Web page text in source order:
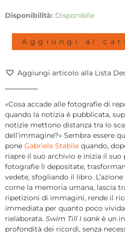
Disponibilità: Disponibile
Swim
Stabile,
2022
Aggiungi al
Aggiungi articolo alla Lista
«Cosa accade alle fotografie di
quando la notizia è pubblicata,
notizie mettono distanza tra lo
dell’immagine?» Sembra essere
pone Gabriele Stabile quando,
riapre il suo archivio e inizia il
fotografie lì depositate,
vedete, sfogliando il libro.
come la memoria umana, lascia
ripetizioni di immagini, rende il
immediata per quanto poco
rielaborata. Swim Till I sankè un
profondità dei ricordi, senza